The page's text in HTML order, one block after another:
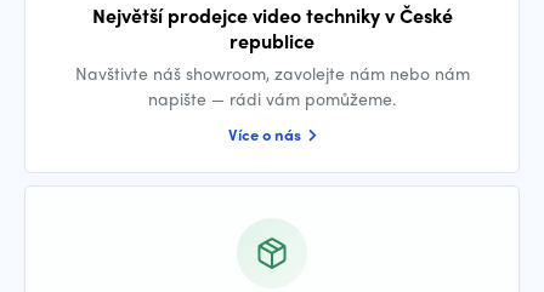
Největší prodejce video techniky v České
republice
Navštivte náš showroom, zavolejte nám nebo nám
napište — rádi vám pomůžeme.
Více o nás